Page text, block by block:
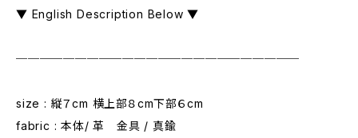
▼ English Description Below ▼
────────────────────────
size : 縦７cm 横上部８cm下部６cm
fabric : 本体/ 革 金具 / 真鍮